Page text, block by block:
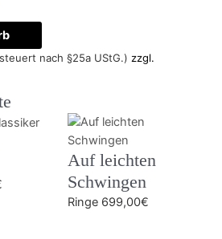
nach §25a UStG.) zzgl.
Auf leichten
Schwingen
Ringe 699,00€